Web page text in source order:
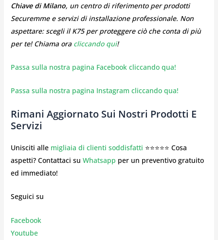
Chiave di Milano, un centro di riferimento per prodotti
Securemme e servizi di installazione professionale. Non
aspettare: scegli il K75 per proteggere ciò che conta di più
per te! Chiama ora cliccando qui!
Passa sulla nostra pagina Facebook cliccando qua!
Passa sulla nostra pagina Instagram cliccando qua!
Rimani Aggiornato Sui Nostri Prodotti E
Servizi
Unisciti alle migliaia di clienti soddisfatti ⭐⭐⭐⭐⭐ Cosa
aspetti? Contattaci su Whatsapp per un preventivo gratuito
ed immediato!
Seguici su
Facebook
Youtube